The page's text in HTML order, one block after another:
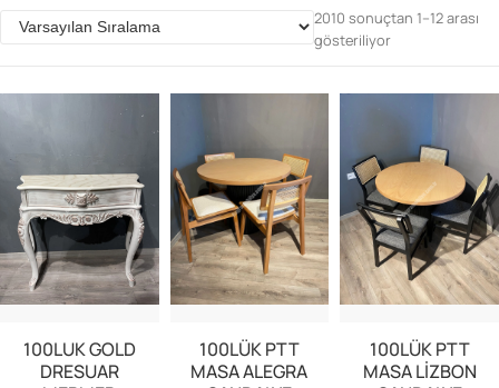
Parolanızı mı unuttunuz?
Hesap Oluştur
2010 sonuçtan 1–12 arası
gösteriliyor
100LUK GOLD
DRESUAR
100LÜK PTT
MASA ALEGRA
100LÜK PTT
MASA LİZBON